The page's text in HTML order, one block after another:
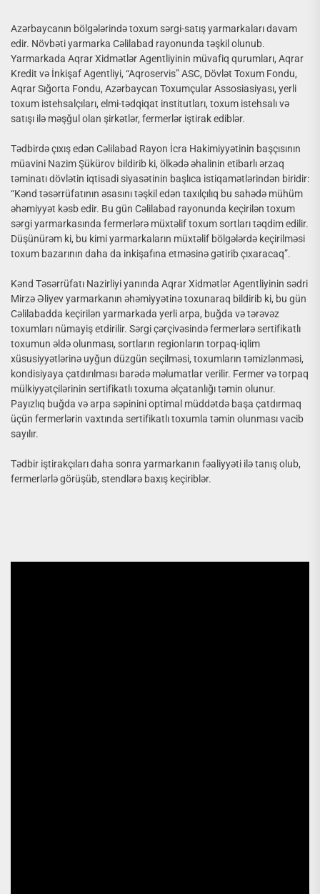
Azərbaycanın bölgələrində toxum sərgi-satış yarmarkaları davam
edir. Növbəti yarmarka Cəlilabad rayonunda təşkil olunub.
Yarmarkada Aqrar Xidmətlər Agentliyinin müvafiq qurumları, Aqrar
Kredit və İnkişaf Agentliyi, “Aqroservis” ASC, Dövlət Toxum Fondu,
Aqrar Sığorta Fondu, Azərbaycan Toxumçular Assosiasiyası, yerli
toxum istehsalçıları, elmi-tədqiqat institutları, toxum istehsalı və
satışı ilə məşğul olan şirkətlər, fermerlər iştirak ediblər.
Tədbirdə çıxış edən Cəlilabad Rayon İcra Hakimiyyətinin başçısının
müavini Nazim Şükürov bildirib ki, ölkədə əhalinin etibarlı ərzaq
təminatı dövlətin iqtisadi siyasətinin başlıca istiqamətlərindən biridir:
“Kənd təsərrüfatının əsasını təşkil edən taxılçılıq bu sahədə mühüm
əhəmiyyət kəsb edir. Bu gün Cəlilabad rayonunda keçirilən toxum
sərgi yarmarkasında fermerlərə müxtəlif toxum sortları təqdim edilir.
Düşünürəm ki, bu kimi yarmarkaların müxtəlif bölgələrdə keçirilməsi
toxum bazarının daha da inkişafına etməsinə gətirib çıxaracaq”.
Kənd Təsərrüfatı Nazirliyi yanında Aqrar Xidmətlər Agentliyinin sədri
Mirzə Əliyev yarmarkanın əhəmiyyətinə toxunaraq bildirib ki, bu gün
Cəlilabadda keçirilən yarmarkada yerli arpa, buğda və tərəvəz
toxumları nümayiş etdirilir. Sərgi çərçivəsində fermerlərə sertifikatlı
toxumun əldə olunması, sortların regionların torpaq-iqlim
xüsusiyyətlərinə uyğun düzgün seçilməsi, toxumların təmizlənməsi,
kondisiyaya çatdırılması barədə məlumatlar verilir. Fermer və torpaq
mülkiyyətçilərinin sertifikatlı toxuma əlçatanlığı təmin olunur.
Payızlıq buğda və arpa səpinini optimal müddətdə başa çatdırmaq
üçün fermerlərin vaxtında sertifikatlı toxumla təmin olunması vacib
sayılır.
Tədbir iştirakçıları daha sonra yarmarkanın fəaliyyəti ilə tanış olub,
fermerlərlə görüşüb, stendlərə baxış keçiriblər.